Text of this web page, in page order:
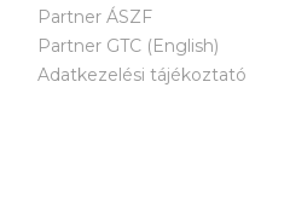
Partner ÁSZF
Partner GTC (English)
Adatkezelési tájékoztató